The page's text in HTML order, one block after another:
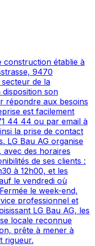
construction établie à
9470
de la
son
répondre aux besoins
est facilement
44 44 ou par email à
la prise de contact
LG Bau AG organise
avec des horaires
de ses clients :
à 12h00, et les
le vendredi où
le week-end,
professionnel et
LG Bau AG, les
locale reconnue
prête à mener à
rigueur.